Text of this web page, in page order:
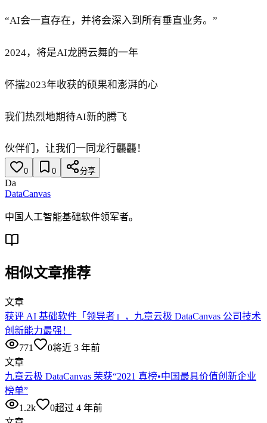
“AI会一直存在，并将会深入到所有垂直业务。”
2024，将是AI龙腾云舞的一年
怀揣2023年收获的硕果和澎湃的心
我们热烈地期待AI新的腾飞
伙伴们，让我们一同龙行龘龘！
0 0 分享
Da
DataCanvas
中国人工智能基础软件领军者。
相似文章推荐
文章
获评 AI 基础软件「领导者」，九章云极 DataCanvas 公司技术
创新能力最强！
771
0将近 3 年前
文章
九章云极 DataCanvas 荣获“2021 真榜•中国最具价值创新企业
榜单”
1.2k
0超过 4 年前